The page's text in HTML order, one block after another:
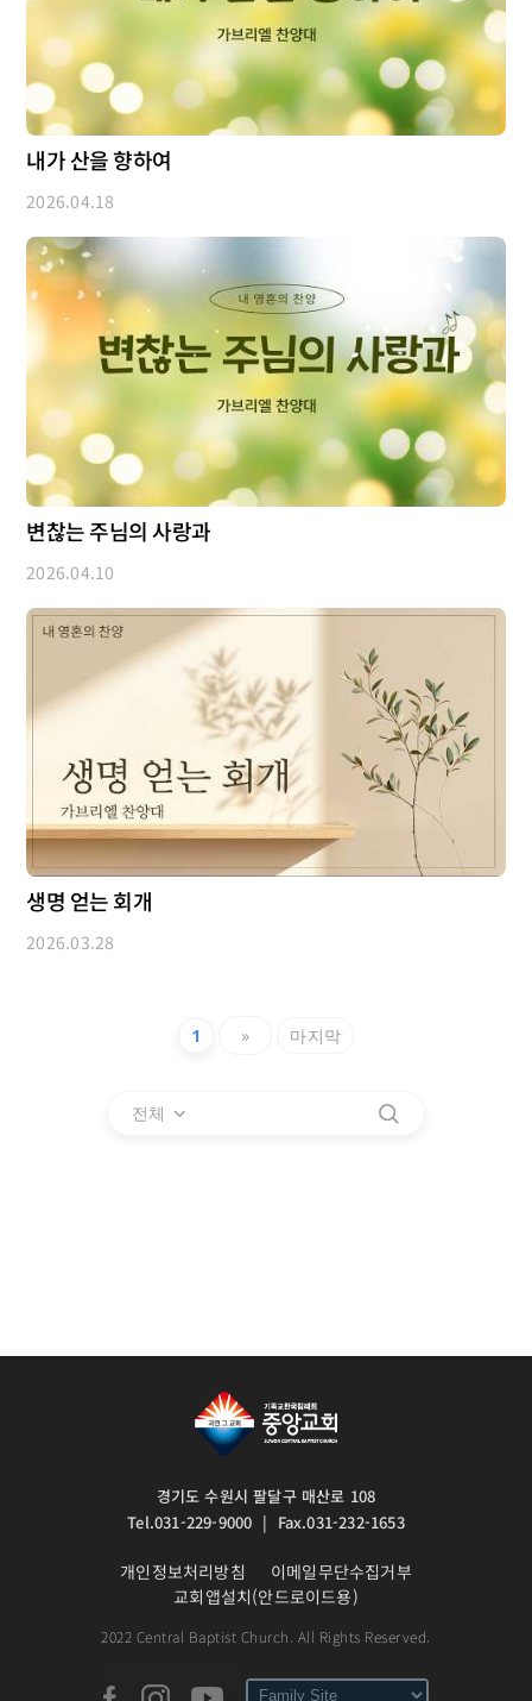
내가 산을 향하여
2026.04.18
변찮는 주님의 사랑과
2026.04.10
생명 얻는 회개
2026.03.28
1 » 마지막
전체
경기도 수원시 팔달구 매산로 108
Tel.031-229-9000 | Fax.031-232-1653
개인정보처리방침
이메일무단수집거부
교회앱설치(안드로이드용)
2022 Central Baptist Church. All Rights Reserved.